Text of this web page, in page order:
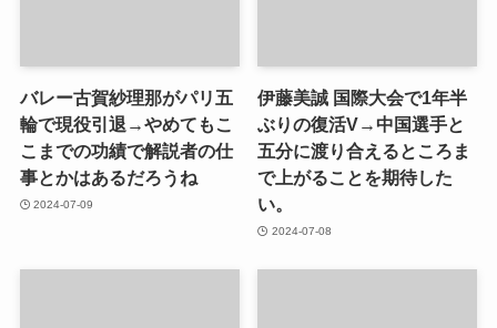
バレー古賀紗理那がパリ五
輪で現役引退→やめてもこ
こまでの功績で解説者の仕
事とかはあるだろうね
2024-07-09
伊藤美誠 国際大会で1年半
ぶりの復活V→中国選手と
五分に渡り合えるところま
で上がることを期待した
い。
2024-07-08